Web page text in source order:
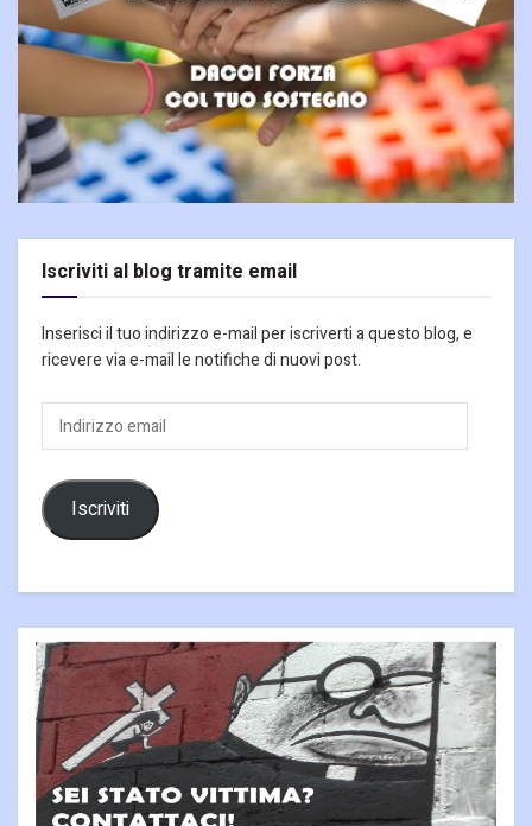
Iscriviti al blog tramite email
Inserisci il tuo indirizzo e-mail per iscriverti a questo blog, e
ricevere via e-mail le notifiche di nuovi post.
Indirizzo
email
Iscriviti